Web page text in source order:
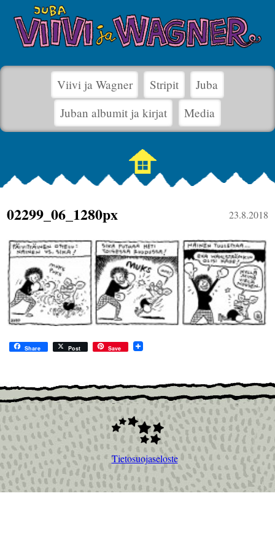
Viivi ja Wagner Stripit
Juba
Juban albumit ja kirjat
Media
23.8.2018
02299_06_1280px
Share Post Save
Tietosuojaseloste